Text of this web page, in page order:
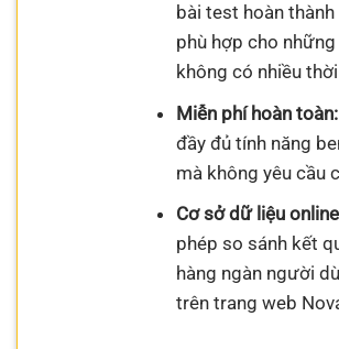
bài test hoàn thành
phù hợp cho
không có nhiều
Miễn phí hoàn toàn:
đầy đủ tính năng
mà không yêu cầu
Cơ sở dữ liệu
phép so sánh kết
hàng ngàn người
trên trang web